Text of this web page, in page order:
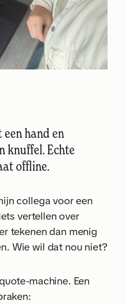
een hand en
knuffel. Echte
offline.
collega voor een
vertellen over
tekenen dan menig
Wie wil dat nou niet?
machine. Een